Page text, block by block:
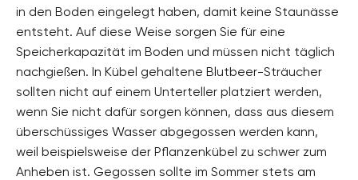
in den Boden eingelegt haben, damit keine Staunässe
entsteht. Auf diese Weise sorgen Sie für eine
Speicherkapazität im Boden und müssen nicht täglich
nachgießen. In Kübel gehaltene Blutbeer-Sträucher
sollten nicht auf einem Unterteller platziert werden,
wenn Sie nicht dafür sorgen können, dass aus diesem
überschüssiges Wasser abgegossen werden kann,
weil beispielsweise der Pflanzenkübel zu schwer zum
Anheben ist. Gegossen sollte im Sommer stets am